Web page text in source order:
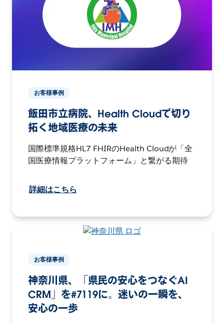
お客様事例
飯田市立病院、Health Cloudで切り
拓く地域医療の未来
国際標準規格HL7 FHIRのHealth Cloudが「全
国医療情報プラットフォーム」と繋がる期待
詳細はこちら
お客様事例
神奈川県、「県民の安心をつなぐAI
CRM」を#7119に。迷いの一瞬を、
安心の一歩